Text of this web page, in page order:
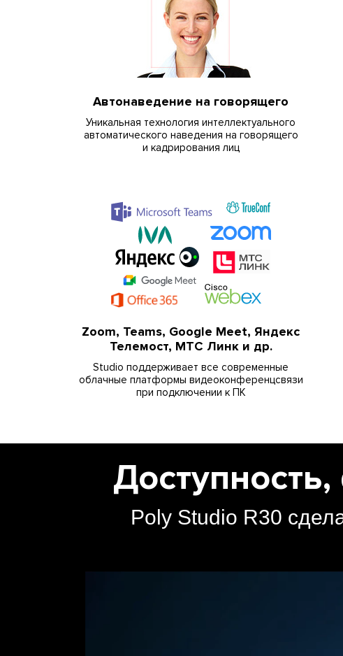
Автонаведение на говорящего
Уникальная технология интеллектуального
автоматического наведения на говорящего
и кадрирования лиц
Zoom, Teams, Google Meet, Яндекс
Телемост, МТС Линк и др.
Studio поддерживает все современные
облачные платформы видеоконференцсвязи
при подключении к ПК
Poly Studio R30